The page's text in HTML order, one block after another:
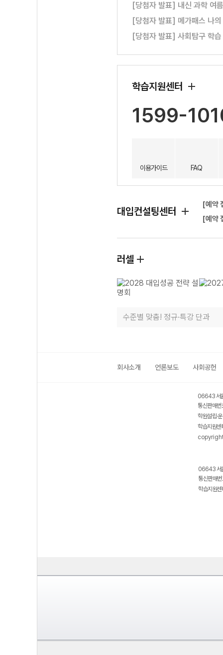
[당첨자 발표] 내신 과학 여
[당첨자 발표] 메가패스 나
[당첨자 발표] 사회탐구 학
학습지원센터
1599-
이용가이드 FAQ
대입컨설팅센터
[예약
[예약
러셀
수준별 맞춤! 정규·특강 단과
회사소개 언론보도 사회공헌
06643 서
통신판매
학원설립·
학습지원
06643 서
통신판매
학습지원